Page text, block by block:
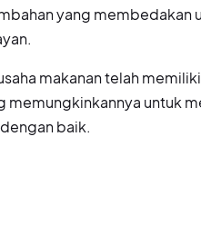
yang membedakan
makanan telah
memungkinkannya untuk
baik.